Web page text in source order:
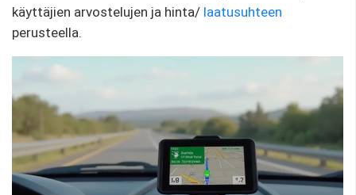
käyttäjien arvostelujen ja hinta/ laatusuhteen
perusteella.